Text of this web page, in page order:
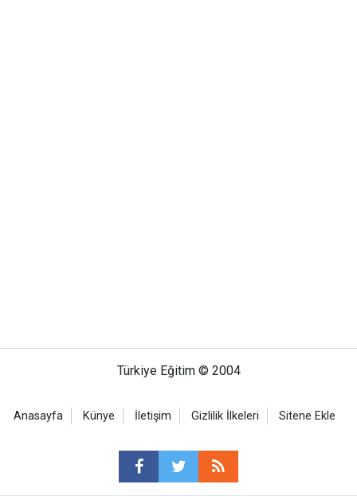
Türkiye Eğitim © 2004
Anasayfa Künye İletişim Gizlilik İlkeleri Sitene Ekle